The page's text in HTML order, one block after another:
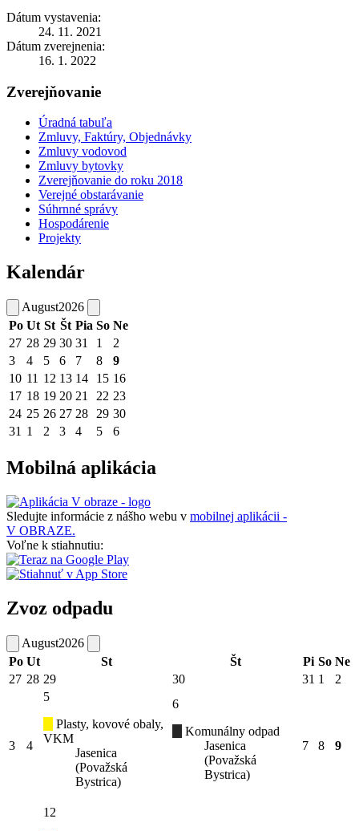
Dátum vystavenia:
24. 11. 2021
Dátum zverejnenia:
16. 1. 2022
Zverejňovanie
Úradná tabuľa
Zmluvy, Faktúry, Objednávky
Zmluvy vodovod
Zmluvy bytovky
Zverejňovanie do roku 2018
Verejné obstarávanie
Súhrnné správy
Hospodárenie
Projekty
Kalendár
August2026
Po Ut St Št Pia So Ne
27 28 29 30 31 1
2
3
4 5 6 7 8
9
10 11 12 13 14 15 16
17 18 19 20 21 22 23
24 25 26 27 28 29 30
31 1 2 3 4 5 6
Mobilná aplikácia
Sledujte informácie z nášho webu v mobilnej aplikácii -
V OBRAZE.
Voľne k stiahnutiu:
Zvoz odpadu
August2026
Po Ut St Št Pi So Ne
27 28 29 30 31 1 2
3 4
5
Plasty, kovové obaly,
VKM
Jasenica
(Považská
Bystrica)
6
Komunálny odpad
Jasenica
(Považská
Bystrica)
7 8 9
12